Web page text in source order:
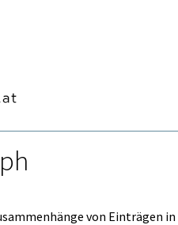
von Einträgen in